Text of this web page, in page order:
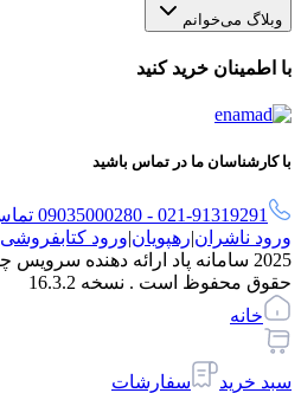
وبلاگ می‌خوانم
با اطمینان خرید کنید
با کارشناسان ما در تماس باشید
021-91319291 - 09035000280 تماس در ساعات اداری
ورود ناشران|رهپویان|ورود کتابفروشی
2025 سامانه پاد ارائه دهنده سرویس چاپ مبتنی بر تقاضا.
حقوق محفوظ است . نسخه 16.3.2
خانه
سبد خرید سفارشات